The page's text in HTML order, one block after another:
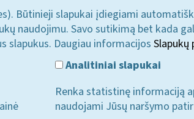
Būtinieji slapukai įdiegiami
naudojimu. Savo sutikimą bet kada
slapukus. Daugiau informacijos Slapukų
Analitiniai slapukai
Renka statistinę informaciją
naudojami Jūsų naršymo